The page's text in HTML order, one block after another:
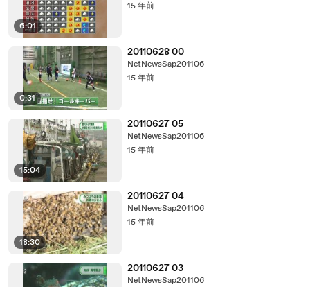
6:01
15 年前
0:31
20110628 00
NetNewsSap201106
15 年前
15:04
20110627 05
NetNewsSap201106
15 年前
18:30
20110627 04
NetNewsSap201106
15 年前
20110627 03
NetNewsSap201106